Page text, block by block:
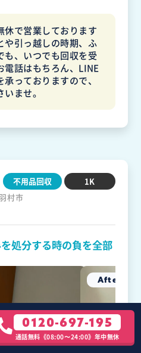
休で営業しております
や引っ越しの時期、ふ
も、いつでも回収を受
電話はもちろん、LINE
っておりますので、
ませ。
村市
不用品回収 1K
処分する時の負を全部
0120-697-195
通話無料《08:00〜24:00》年中無休